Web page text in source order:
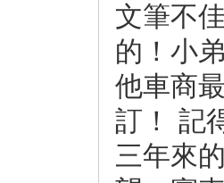
文筆不
的！小
他車商
訂！ 記
三年來